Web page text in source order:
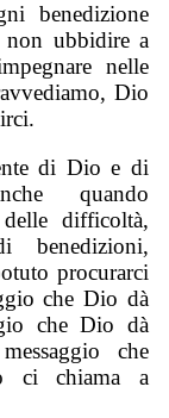
benedizione
non ubbidire a
nelle
Dio
di Dio e di
quando
delle difficoltà,
benedizioni,
procurarci
che Dio dà
che Dio dà
che
ci chiama a